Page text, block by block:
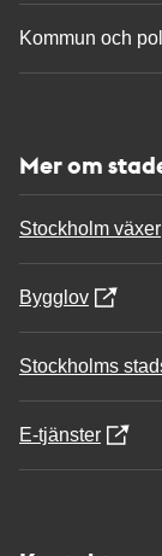
Kommun och
Mer om
Stockholm växer
Bygglov
Stockholms
E-tjänster